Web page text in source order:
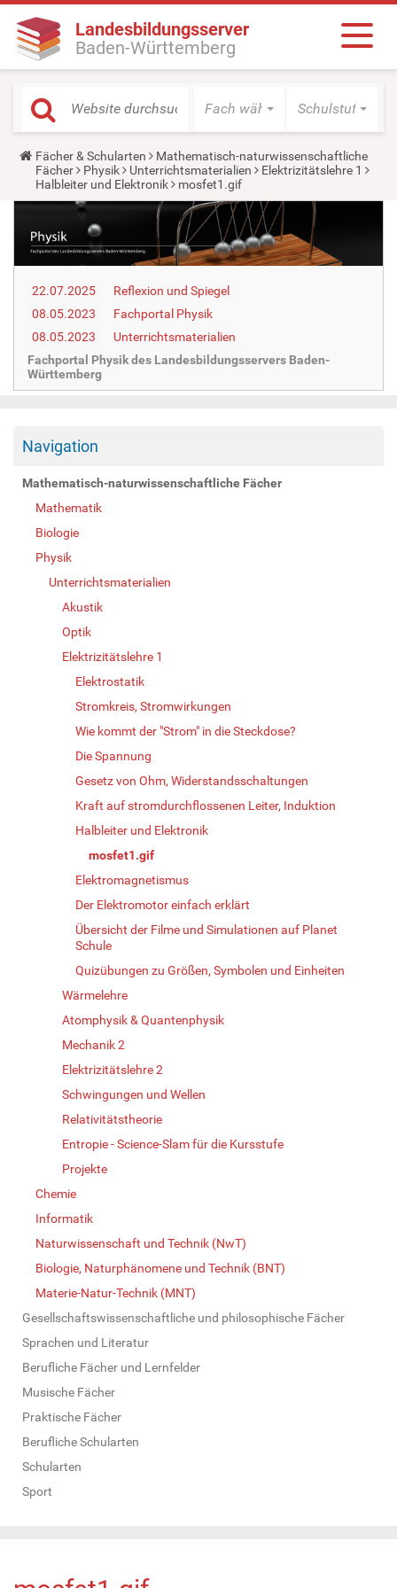
Landesbildungsserver
Baden-Württemberg
Fach wählen Schulstufe
Y
o
u
a
h
e
r
:
Fächer & Schularten
Mathematisch-naturwissenschaftliche
Fächer
Physik Unterrichtsmaterialien
Elektrizitätslehre 1
Halbleiter und Elektronik
mosfet1.gif
22.07.2025
Reflexion und Spiegel
08.05.2023
Fachportal Physik
08.05.2023
Unterrichtsmaterialien
Fachportal Physik des Landesbildungsservers Baden-
Württemberg
Navigation
Mathematisch-naturwissenschaftliche Fächer
Mathematik
Biologie
Physik
Unterrichtsmaterialien
Akustik
Optik
Elektrizitätslehre 1
Elektrostatik
Stromkreis, Stromwirkungen
Wie kommt der "Strom" in die Steckdose?
Die Spannung
Gesetz von Ohm, Widerstandsschaltungen
Kraft auf stromdurchflossenen Leiter, Induktion
Halbleiter und Elektronik
mosfet1.gif
Elektromagnetismus
Der Elektromotor einfach erklärt
Übersicht der Filme und Simulationen auf Planet
Schule
Quizübungen zu Größen, Symbolen und Einheiten
Wärmelehre
Atomphysik & Quantenphysik
Mechanik 2
Elektrizitätslehre 2
Schwingungen und Wellen
Relativitätstheorie
Entropie - Science-Slam für die Kursstufe
Projekte
Chemie
Informatik
Naturwissenschaft und Technik (NwT)
Biologie, Naturphänomene und Technik (BNT)
Materie-Natur-Technik (MNT)
Gesellschaftswissenschaftliche und philosophische Fächer
Sprachen und Literatur
Berufliche Fächer und Lernfelder
Musische Fächer
Praktische Fächer
Berufliche Schularten
Schularten
Sport